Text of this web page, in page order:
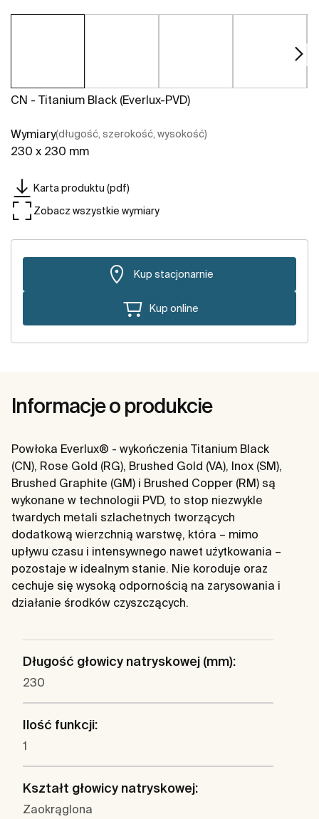
CN - Titanium Black (Everlux-PVD)
Wymiary(długość, szerokość, wysokość)
230 x 230 mm
Karta produktu (pdf)
Zobacz wszystkie wymiary
Kup stacjonarnie
Kup online
Informacje o produkcie
Powłoka Everlux® - wykończenia Titanium Black
(CN), Rose Gold (RG), Brushed Gold (VA), Inox (SM),
Brushed Graphite (GM) i Brushed Copper (RM) są
wykonane w technologii PVD, to stop niezwykle
twardych metali szlachetnych tworzących
dodatkową wierzchnią warstwę, która – mimo
upływu czasu i intensywnego nawet użytkowania –
pozostaje w idealnym stanie. Nie koroduje oraz
cechuje się wysoką odpornością na zarysowania i
działanie środków czyszczących.
Długość głowicy natryskowej (mm):
230
Ilość funkcji:
1
Kształt głowicy natryskowej:
Zaokrąglona